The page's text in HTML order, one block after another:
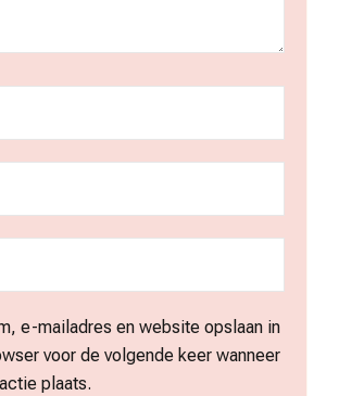
e-mailadres en website opslaan in
voor de volgende keer wanneer
plaats.